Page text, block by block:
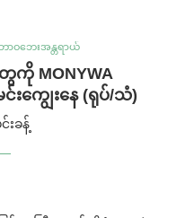
ာဝဘေးအန္တရာယ်
MONYWA
းကျွေးနေ (ရုပ်/သံ)
းခန့်